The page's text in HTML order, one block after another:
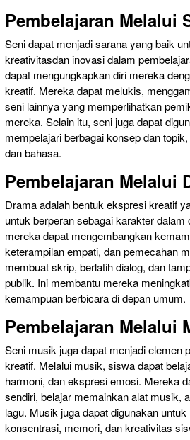
Pembelajaran Melalui
Seni dapat menjadi sarana yang baik
kreativitasdan inovasi dalam
dapat mengungkapkan diri mereka
kreatif. Mereka dapat melukis,
seni lainnya yang memperlihatkan
mereka. Selain itu, seni juga dapat
mempelajari berbagai konsep dan
dan bahasa.
Pembelajaran Melalui
Drama adalah bentuk ekspresi kreatif
untuk berperan sebagai karakter dalam
mereka dapat mengembangkan
keterampilan empati, dan pemecahan
membuat skrip, berlatih dialog, dan
publik. Ini membantu mereka
kemampuan berbicara di depan umum.
Pembelajaran Melalui
Seni musik juga dapat menjadi elemen
kreatif. Melalui musik, siswa dapat
harmoni, dan ekspresi emosi. Mereka
sendiri, belajar memainkan alat musik,
lagu. Musik juga dapat digunakan
konsentrasi, memori, dan kreativitas